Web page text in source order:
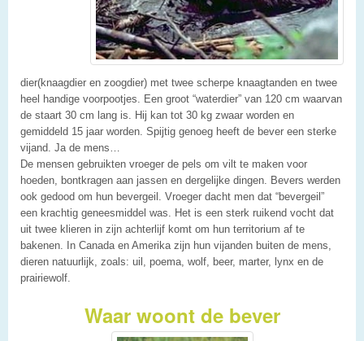
dier(knaagdier en zoogdier) met twee scherpe knaagtanden en twee
heel handige voorpootjes. Een groot “waterdier” van 120 cm waarvan
de staart 30 cm lang is. Hij kan tot 30 kg zwaar worden en
gemiddeld 15 jaar worden. Spijtig genoeg heeft de bever een sterke
vijand. Ja de mens…
De mensen gebruikten vroeger de pels om vilt te maken voor
hoeden, bontkragen aan jassen en dergelijke dingen. Bevers werden
ook gedood om hun bevergeil. Vroeger dacht men dat “bevergeil”
een krachtig geneesmiddel was. Het is een sterk ruikend vocht dat
uit twee klieren in zijn achterlijf komt om hun territorium af te
bakenen. In Canada en Amerika zijn hun vijanden buiten de mens,
dieren natuurlijk, zoals: uil, poema, wolf, beer, marter, lynx en de
prairiewolf.
Waar woont de bever